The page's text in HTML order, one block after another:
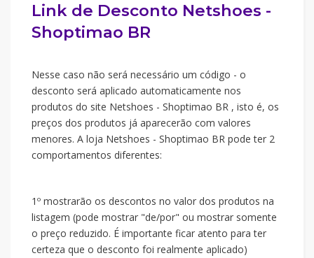
Link de Desconto Netshoes -
Shoptimao BR
Nesse caso não será necessário um código - o
desconto será aplicado automaticamente nos
produtos do site Netshoes - Shoptimao BR , isto é, os
preços dos produtos já aparecerão com valores
menores. A loja Netshoes - Shoptimao BR pode ter 2
comportamentos diferentes:
1º mostrarão os descontos no valor dos produtos na
listagem (pode mostrar "de/por" ou mostrar somente
o preço reduzido. É importante ficar atento para ter
certeza que o desconto foi realmente aplicado)